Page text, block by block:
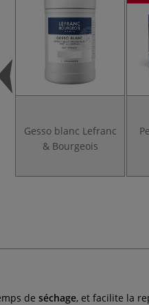
Gesso blanc Lefranc
& Bourgeois
de séchage, et facilite la